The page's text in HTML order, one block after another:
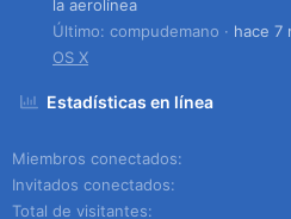
la aerolínea
Último: compudemano
hace 7
OS X
Estadísticas en línea
Miembros conectados
Invitados conectados
Total de visitantes